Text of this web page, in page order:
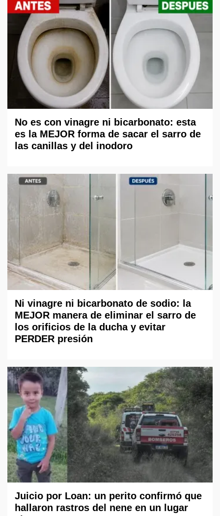
No es con vinagre ni bicarbonato: esta
es la MEJOR forma de sacar el sarro de
las canillas y del inodoro
Ni vinagre ni bicarbonato de sodio: la
MEJOR manera de eliminar el sarro de
los orificios de la ducha y evitar
PERDER presión
Juicio por Loan: un perito confirmó que
hallaron rastros del nene en un lugar